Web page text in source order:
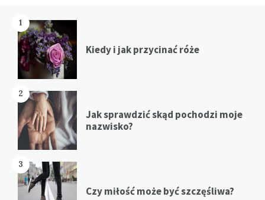
1
Kiedy i jak przycinać róże
2
Jak sprawdzić skąd pochodzi moje
nazwisko?
3
Czy miłość może być szczęśliwa?